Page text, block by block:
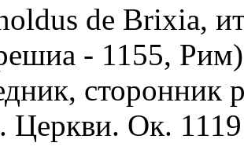
de Brixia,
- 1155,
сторонник
Церкви. Ок.